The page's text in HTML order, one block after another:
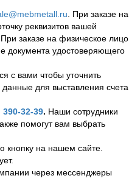
. При заказе на
реквизитов вашей
заказе на физическое лицо
документа удостоверяющего
с вами чтобы уточнить
данные для выставления счета
390-32-39. Наши сотрудники
помогут вам выбрать
кнопку на нашем сайте.
через мессенджеры